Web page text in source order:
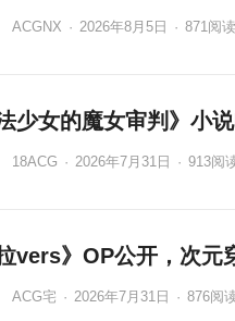
ACGNX · 2026年8月5日 · 871阅读
法少女的魔女审判》小
18ACG · 2026年7月31日 · 913阅
拉vers》OP公开，次
ACG宅 · 2026年7月31日 · 876阅